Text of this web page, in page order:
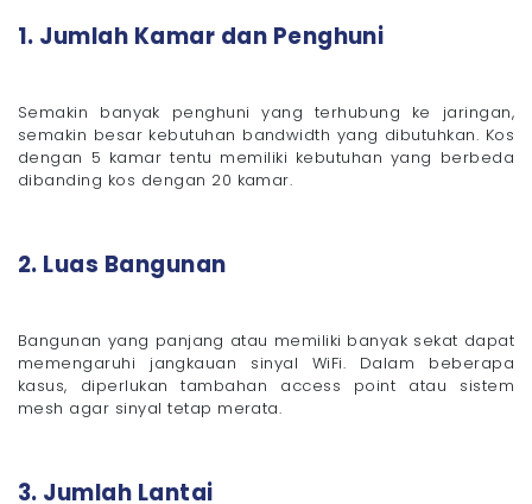
1. Jumlah Kamar dan Penghuni
Semakin banyak penghuni yang terhubung ke jaringan,
semakin besar kebutuhan bandwidth yang dibutuhkan. Kos
dengan 5 kamar tentu memiliki kebutuhan yang berbeda
dibanding kos dengan 20 kamar.
2. Luas Bangunan
Bangunan yang panjang atau memiliki banyak sekat dapat
memengaruhi jangkauan sinyal WiFi. Dalam beberapa
kasus, diperlukan tambahan access point atau sistem
mesh agar sinyal tetap merata.
3. Jumlah Lantai